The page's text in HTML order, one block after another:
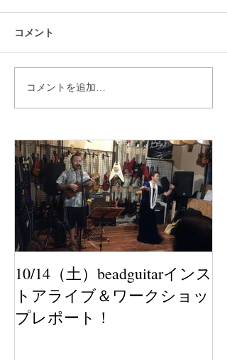
コメント
コメントを追加…
10/14（土）beadguitarインス
トアライブ＆ワークショッ
プレポート！